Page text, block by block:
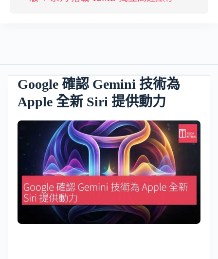
Google 確認 Gemini 技術為
Apple 全新 Siri 提供動力